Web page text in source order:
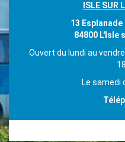
ISLE SUR
13
84800 L'Isle
Ouvert du lundi au
Le samedi